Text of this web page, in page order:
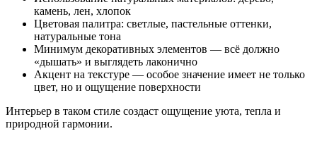
камень, лен, хлопок
Цветовая палитра: светлые, пастельные оттенки,
натуральные тона
Минимум декоративных элементов — всё должно
«дышать» и выглядеть лаконично
Акцент на текстуре — особое значение имеет не только
цвет, но и ощущение поверхности
Интерьер в таком стиле создаст ощущение уюта, тепла и
природной гармонии.